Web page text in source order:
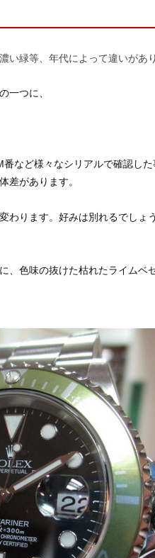
い緑等、年代によって違いがあり
一つに、
など様々なシリアルで確認し
差があります。
わります。好みは別れるでしょ
、色味の抜けた枯れたライムベ